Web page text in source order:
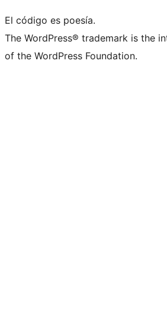
El código es poesía.
The WordPress® trademark is the
of the WordPress Foundation.